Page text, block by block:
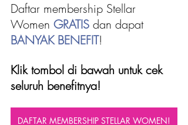
Daftar membership Stellar
Women GRATIS dan dapat
BANYAK BENEFIT!
Klik tombol di bawah untuk cek
seluruh benefitnya!
DAFTAR MEMBERSHIP STELLAR WOMEN!